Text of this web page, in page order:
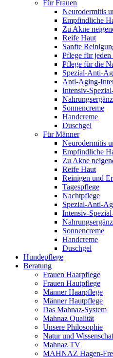
Für Frauen
Neurodermitis
Empfindliche
Zu Akne
Reife Haut
Sanfte
Pflege für jeden
Pflege für die
Spezial-Anti-
Anti-Aging-
Intensiv-
Sonnencreme
Handcreme
Duschgel
Für Männer
Neurodermitis
Empfindliche
Zu Akne
Reife Haut
Reinigen und
Tagespflege
Nachtpflege
Spezial-Anti-
Intensiv-
Sonnencreme
Handcreme
Duschgel
Hundepflege
Beratung
Frauen Haarpflege
Frauen Hautpflege
Männer Haarpflege
Männer Hautpflege
Das Mahnaz-System
Mahnaz Qualität
Unsere Philosophie
Natur und
Mahnaz TV
MAHNAZ Hagen-